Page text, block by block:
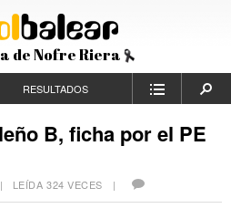
de Nofre Riera
RESULTADOS
B, ficha por el PE
LEÍDA 324 VECES |